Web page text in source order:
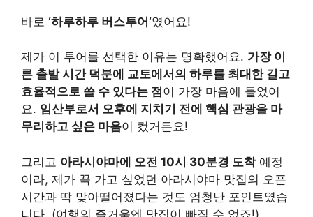
바로 ‘하루하루 버스투어’였어요!
제가 이 투어를 선택한 이유는 명확했어요. 가장 이
른 출발 시간 덕분에 교토에서의 하루를 최대한 길고
효율적으로 쓸 수 있다는 점 이 가장 마음에 들었어
요. 임산부로서 오후에 지치기 전에 핵심 관광을 마
무리하고 싶은 마음이 컸거든요!
그리고 아라시야마에 오전 10시 30분경 도착예정
이라, 제가 꼭 가고 싶었던 아라시야마 맛집의 오픈
시간과 딱 맞아떨어졌다는 것도 엄청난 포인트였습
니다. (여행의 즐거움엔 맛집이 빠질 수 없죠!)